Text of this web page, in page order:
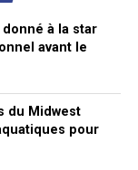
à la star
avant le
du Midwest
pour